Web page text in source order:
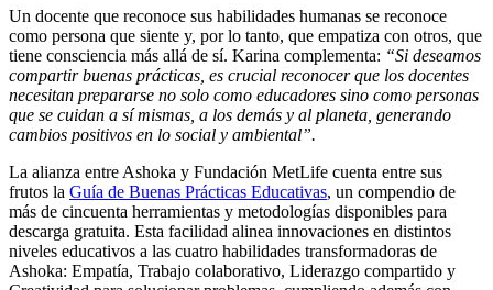
Un docente que reconoce sus habilidades humanas se reconoce
como persona que siente y, por lo tanto, que empatiza con otros, que
tiene consciencia más allá de sí. Karina complementa: “Si deseamos
compartir buenas prácticas, es crucial reconocer que los docentes
necesitan prepararse no solo como educadores sino como personas
que se cuidan a sí mismas, a los demás y al planeta, generando
cambios positivos en lo social y ambiental”.
La alianza entre Ashoka y Fundación MetLife cuenta entre sus
frutos la Guía de Buenas Prácticas Educativas, un compendio de
más de cincuenta herramientas y metodologías disponibles para
descarga gratuita. Esta facilidad alinea innovaciones en distintos
niveles educativos a las cuatro habilidades transformadoras de
Ashoka: Empatía, Trabajo colaborativo, Liderazgo compartido y